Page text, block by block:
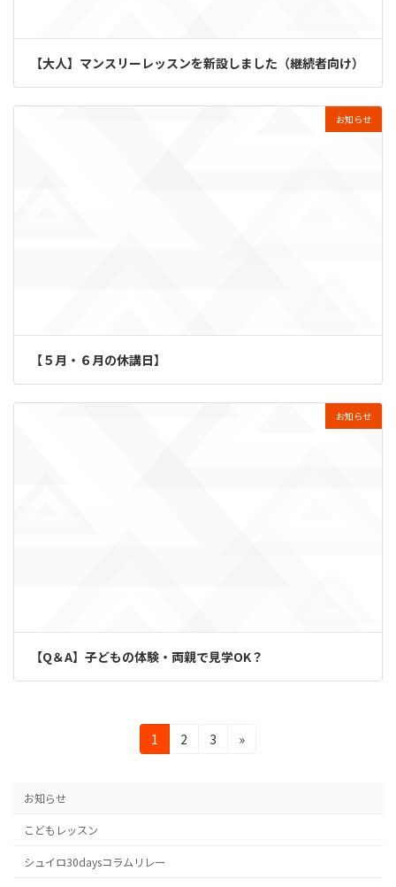
【大人】マンスリーレッスンを新設しました（継続者向け）
お知らせ
【５月・６月の休講日】
お知らせ
【Q＆A】子どもの体験・両親で見学OK？
の
ペ
ー
固
定
1
固
2
固
3 »
お知らせ
こどもレッスン
シュイロ30daysコラムリレー